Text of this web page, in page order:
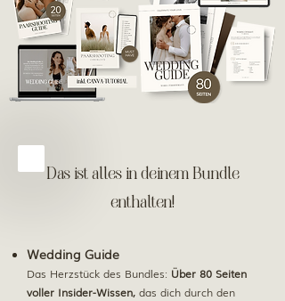
Das ist alles in deinem Bundle
enthalten!
Wedding Guide
Das Herzstück des Bundles: Über 80 Seiten
voller Insider-Wissen, das dich durch den